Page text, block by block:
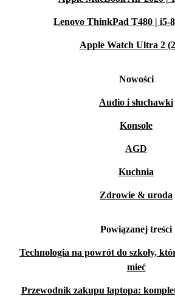
Lenovo ThinkPad T480 | i5-
Apple Watch Ultra 2
Nowości
Audio i słuchawki
Konsole
AGD
Kuchnia
Zdrowie & uroda
Powiązanej treści
Technologia na powrót do szkoły,
mieć
Przewodnik zakupu laptopa: